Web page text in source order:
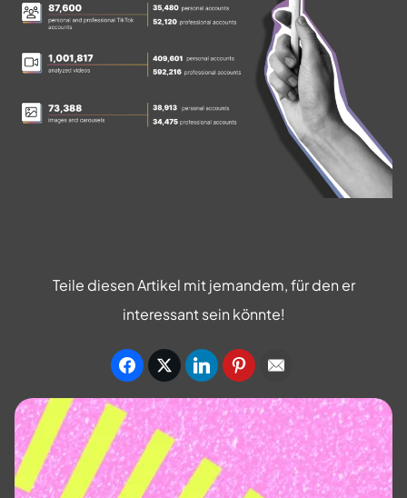
Teile diesen Artikel mit jemandem, für den er
interessant sein könnte!